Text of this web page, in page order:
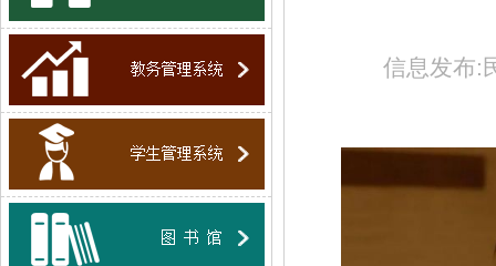
信息发布: